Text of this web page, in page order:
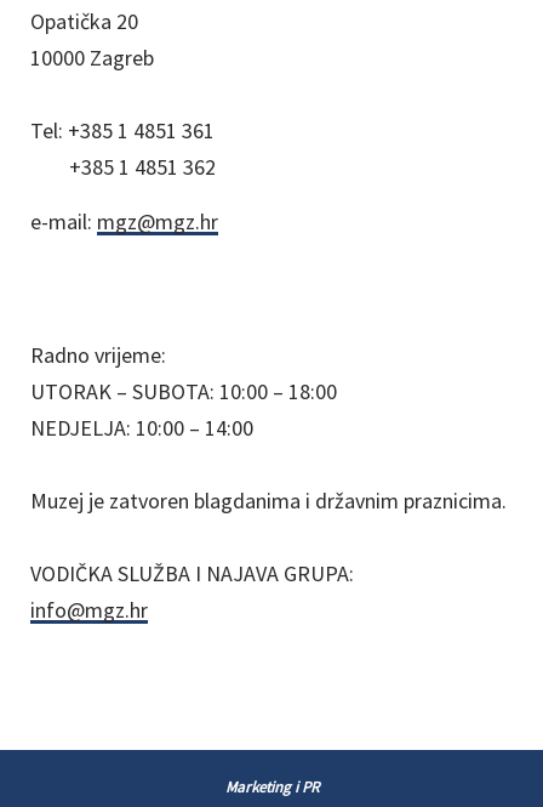
Opatička 20
10000 Zagreb
Tel: +385 1 4851 361
+385 1 4851 362
e-mail: mgz@mgz.hr
Radno vrijeme:
UTORAK – SUBOTA: 10:00 – 18:00
NEDJELJA: 10:00 – 14:00
Muzej je zatvoren blagdanima i državnim praznicima.
VODIČKA SLUŽBA I NAJAVA GRUPA:
info@mgz.hr
Marketing i PR